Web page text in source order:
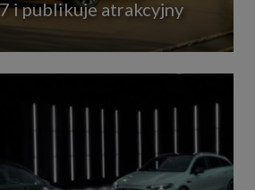
i publikuje atrakcyjny